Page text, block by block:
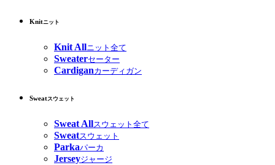
Knitニット
Knit Allニット全て
Sweaterセーター
Cardiganカーディガン
Sweatスウェット
Sweat Allスウェット全て
Sweatスウェット
Parkaパーカ
Jerseyジャージ